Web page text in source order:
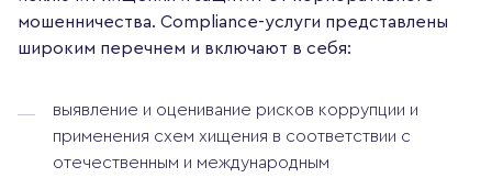
мошенничества. Compliance-услуги представлены
широким перечнем и включают в себя:
выявление и оценивание рисков коррупции и
применения схем хищения в соответствии с
отечественным и международным